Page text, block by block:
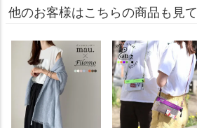
他のお客様はこちらの商品も見